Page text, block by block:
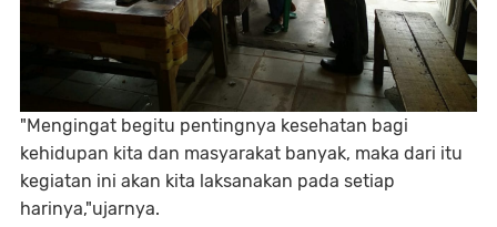
"Mengingat begitu pentingnya kesehatan bagi
kehidupan kita dan masyarakat banyak, maka dari itu
kegiatan ini akan kita laksanakan pada setiap
harinya,"ujarnya.